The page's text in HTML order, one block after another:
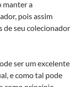
manter a
pois assim
de seu colecionador
ser um excelente
e como tal pode